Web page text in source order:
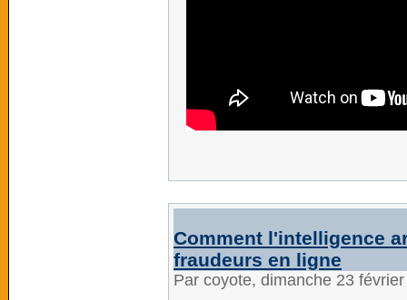
Comment l'intelligence
fraudeurs en ligne
Par coyote, dimanche 23